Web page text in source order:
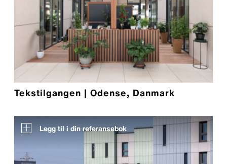
Tekstilgangen | Odense, Danmark
Legg til i din referansebok